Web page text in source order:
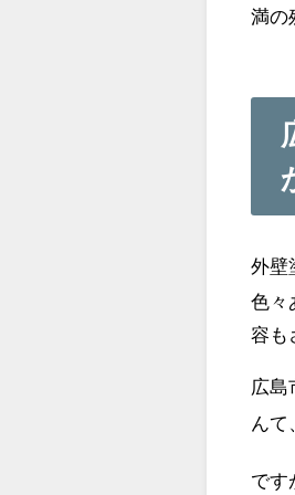
満の
外壁
色々
容も
広島
んて
です